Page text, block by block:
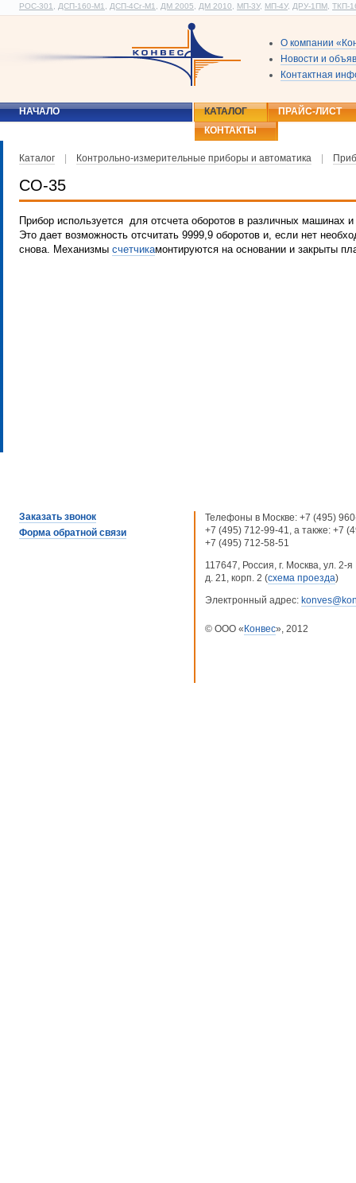
РОС-301 ДСП-160-М1 ДСП-4Сг-М1 ДМ 2005 ДМ 2010 МП-3У, МП-4У, ДРУ-1ПМ ТКП-
О компании
Новости и
Контактная
НАЧАЛО КАТАЛОГ
ПРАЙС-ЛИСТ
КОНТАКТЫ
Каталог Контрольно-измерительные приборы и автоматика
СО-35
Прибор используется для отсчета оборотов в различных машинах
Это дает возможность отсчитать 9999,9 оборотов и, если нет
снова. Механизмы счетчикамонтируются на основании и закрыты
Заказать звонок
Форма обратной связи
Телефоны в Москве: +7 (495)
+7 (495) 712-99-41, а также: +7
+7 (495) 712-58-51
117647, Россия, г. Москва, ул. 2-
д. 21, корп. 2 (схема проезда)
Электронный адрес:
© ООО « Конвес», 2012